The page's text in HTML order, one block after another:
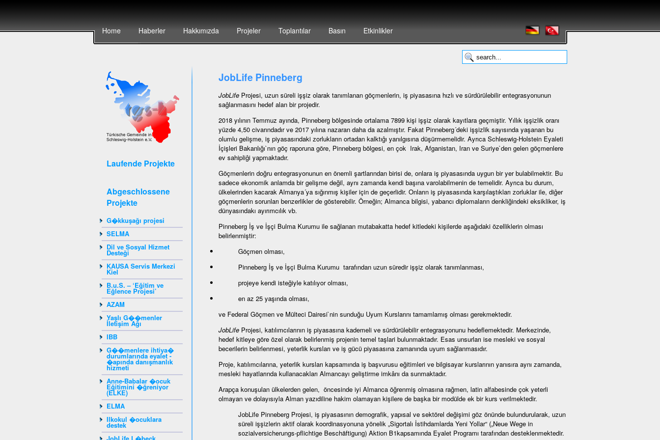
Home Haberler Hakkımızda Projeler Toplantılar Basın Etkinlikler
Laufende Projekte
Abgeschlossene
Projekte
G�kkuşağı projesi
SELMA
Dil ve Sosyal Hizmet
Desteği
KAUSA Servis Merkezi
Kiel
B.u.S. – ‘Eğitim ve
Eğlence Projesi’
AZAM
Yaşlı G��menler
İletişim Ağı
IBB
G��menlere ihtiya�
durumlarında eyalet -
�apında danışmanlık
hizmeti
Anne-Babalar �ocuk
Eğitimini �ğreniyor
(ELKE)
ELMA
Ilkokul �ocuklara
destek
JobLife Pinneberg
JobLifeProjesi, uzun süreli işşiz olarak tanımlanan göçmenlerin, iş piyasasına hızlı ve sürdürülebilir entegrasyonunun
saĝlanmasını hedef alan bir projedir.
2018 yılının Temmuz ayında, Pinneberg bölgesinde ortalama 7899 kişi işşiz olarak kayıtlara geçmiştir. Yıllık işşizlik oranı
yüzde 4,50 civarındadır ve 2017 yılına nazaran daha da azalmıştır. Fakat Pinneberg´deki işşizlik sayısında yaşanan bu
olumlu gelişme, iş piyasasındaki zorlukların ortadan kalktıĝı yanılgısına düşürmemelidir. Ayrıca Schleswig-Holstein Eyaleti
İçişleri Bakanlığı`nın göç raporuna göre, Pinneberg bölgesi, en çok Irak, Afganistan, Iran ve Suriye`den gelen göçmenlere
ev sahipliĝi yapmaktadır.
Göçmenlerin doğru entegrasyonunun en önemli şartlarından birisi de, onlara iş piyasasında uygun bir yer bulabilmektir. Bu
sadece ekonomik anlamda bir gelişme değil, aynı zamanda kendi başına varolabilmenin de temelidir. Ayrıca bu durum,
ülkelerinden kacarak Almanya´ya sığınmış kişiler için de geçerlidir. Onların iş piyasasında karşılaştıkları zorluklar ile, diĝer
göçmenlerin sorunları benzerlikler de gösterebilir. Örneğin; Almanca bilgisi, yabancı diplomaların denkliğindeki eksikliker, iş
dünyasındakı ayırımcılık vb.
Pinneberg İş ve İşçi Bulma Kurumu ile sağlanan mutabakatta hedef kitledeki kişilerde aşağıdaki özelliklerin olması
belirlenmiştir:
Göçmen olması,
Pinneberg İş ve İşçi Bulma Kurumu tarafından uzun süredir işşiz olarak tanımlanması,
projeye kendi isteğiyle katılıyor olması,
en az 25 yaşında olması,
ve Federal Göçmen ve Mülteci Dairesi`nin sunduğu Uyum Kurslarını tamamlamış olması gerekmektedir.
JobLifeProjesi, katılımcılarının iş piyasasına kademeli ve sürdürülebilir entegrasyonunu hedeflemektedir. Merkezinde,
hedef kitleye göre özel olarak belirlenmiş projenin temel taşlari bulunmaktadır. Esas unsurları ise mesleki ve sosyal
becerilerin belirlenmesi, yeterlik kursları ve iş gücü piyasasına zamanında uyum sağlanmasıdır.
Proje, katılımcılarına, yeterlik kursları kapsamında iş başvurusu eğitimleri ve bilgisayar kurslarının yanısıra aynı zamanda,
mesleki hayatlarında kullanacakları Almancayı geliştirme imkânı da sunmaktadır.
Arapça konuşulan ülkelerden gelen, öncesinde iyi Almanca öğrenmiş olmasına rağmen, latin alfabesinde çok yeterli
olmayan ve dolayısıyla Alman yazıdiline hakim olamayan kişilere de başka bir modülde ek bir kurs verilmektedir.
JobLife Pinneberg Projesi, iş piyasasının demografik, yapısal ve sektörel değişimi göz önünde bulundurularak, uzun
süreli işşizlerin aktif olarak koordinasyonuna yönelik „Sigortalı İstihdamlarda Yeni Yollar“ („Neue Wege in
sozialversicherungs-pflichtige Beschäftigung) Aktion B1kapsamında Eyalet Programı tarafından desteklenmektedir.